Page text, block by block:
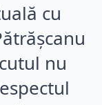
cu
nu